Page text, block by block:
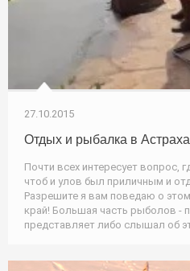
27.10.2015
Отдых и рыбалка в
Почти всех интересует вопрос,
чтоб и улов был приличным и
Разрешите я вам поведаю о
край! Большая часть рыболов -
представляет либо слышал об